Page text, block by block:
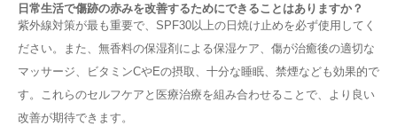
日常生活で傷跡の赤みを改善するためにできることはありますか？
紫外線対策が最も重要で、SPF30以上の日焼け止めを必ず使用してく
ださい。また、無香料の保湿剤による保湿ケア、傷が治癒後の適切な
マッサージ、ビタミンCやEの摂取、十分な睡眠、禁煙なども効果的で
す。これらのセルフケアと医療治療を組み合わせることで、より良い
改善が期待できます。